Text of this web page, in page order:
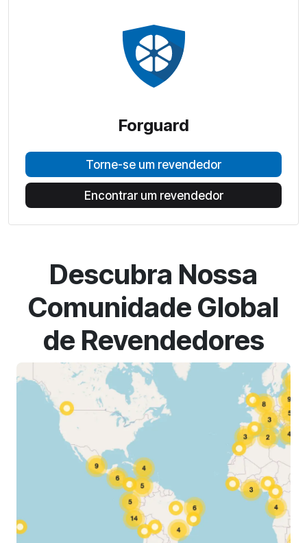
Forguard
Torne-se um revendedor
Encontrar um revendedor
Descubra Nossa
Comunidade Global
de Revendedores